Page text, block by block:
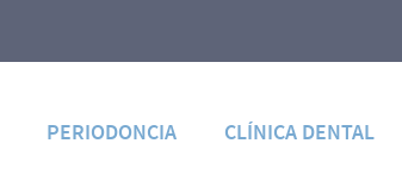
PERIODONCIA CLÍNICA DENTAL